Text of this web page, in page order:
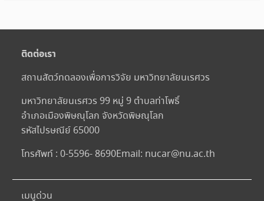
ติดต่อเรา
สถานสัตว์ทดลองเพื่อการวิจัย มหาวิทยาลัยนเรศวร
มหาวิทยาลัยนเรศวร 99 หมู่ 9 ตำบลท่าโพธิ์
อำเภอเมืองพิษณุโลก จังหวัดพิษณุโลก
รหัสไปรษณีย์ 65000
โทรศัพท์ : 0-5596- 8690Email: nucar@nu.ac.th
เมนูด่วน